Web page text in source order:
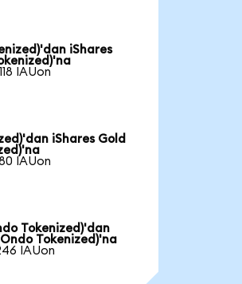
iShares
IAUon
iShares Gold
IAUon
Tokenized)'dan
Tokenized)'na
IAUon